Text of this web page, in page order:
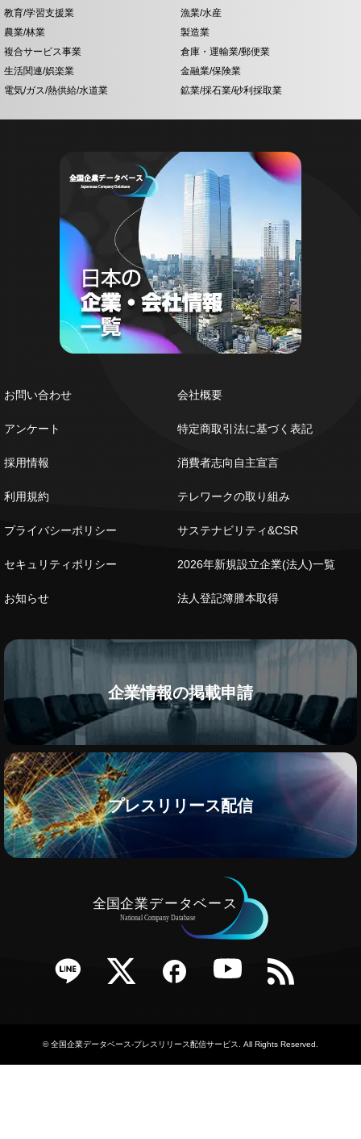
教育/学習支援業
漁業/水産
農業/林業
製造業
複合サービス事業
倉庫・運輸業/郵便業
生活関連/娯楽業
金融業/保険業
電気/ガス/熱供給/水道業
鉱業/採石業/砂利採取業
お問い合わせ
アンケート
採用情報
利用規約
プライバシーポリシー
セキュリティポリシー
お知らせ
会社概要
特定商取引法に基づく表記
消費者志向自主宣言
テレワークの取り組み
サステナビリティ&CSR
2026年新規設立企業(法人)一覧
法人登記簿謄本取得
企業情報の掲載申請
プレスリリース配信
Twitter Facebook YouTube RSS
©全国企業データベース-プレスリリース配信サービス . All Rights Reserved.